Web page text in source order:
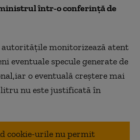
într-o conferință de
autoritățile monitorizează atent
eventuale specule generate de
o eventuală creștere mai
litru nu este justificată în
cookie-urile nu permit